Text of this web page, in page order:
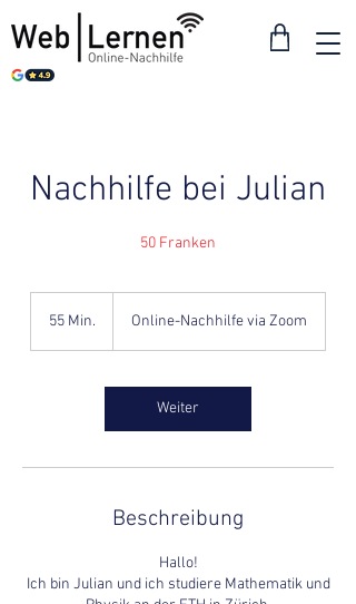
Nachhilfe bei Julian
50 Franken
55 Min. Online-Nachhilfe via Zoom
Weiter
Beschreibung
Hallo!
Ich bin Julian und ich studiere Mathematik und